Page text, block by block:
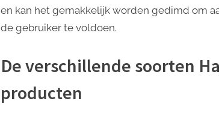
en kan het gemakkelijk worden gedimd om
de gebruiker te voldoen.
De verschillende soorten
producten